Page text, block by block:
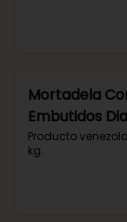
Mortadela
Embutidos
Producto
kg.